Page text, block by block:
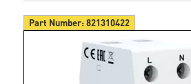
Part Number:821310422